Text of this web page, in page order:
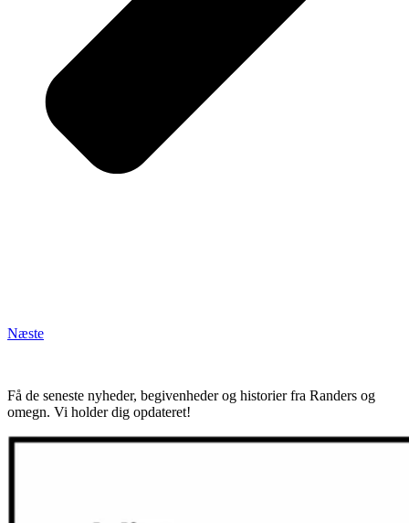
Næste
Få de seneste nyheder, begivenheder og historier fra Randers og
omegn. Vi holder dig opdateret!